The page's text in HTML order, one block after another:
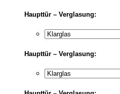
Haupttür – Verglasung:
Haupttür – Verglasung: